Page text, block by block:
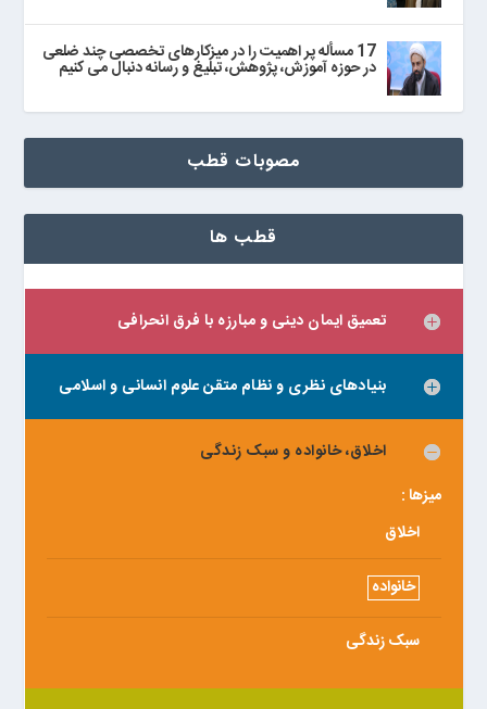
17 مسأله پر اهمیت را در میزکارهای تخصصی چند ضلعی
در حوزه آموزش، پژوهش، تبلیغ و رسانه دنبال می‌ کنیم
مصوبات قطب
قطب ها
تعمیق ایمان دینی و مبارزه با فرق انحرافی
بنیادهای نظری و نظام متقن علوم انسانی و اسلامی
اخلاق، خانواده و سبک زندگی
میزها :
اخلاق
خانواده
سبک زندگی